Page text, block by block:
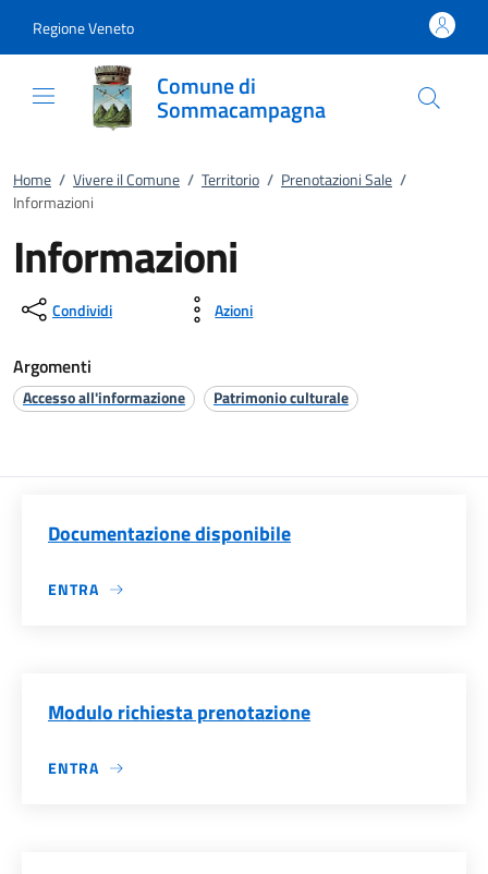
Regione Veneto
Comune di
Sommacampagna
Home / Vivere il Comune / Territorio / Prenotazioni Sale /
Informazioni
Informazioni
Condividi Azioni
Argomenti
Accesso all'informazione Patrimonio culturale
Documentazione disponibile
ENTRA
Modulo richiesta prenotazione
ENTRA